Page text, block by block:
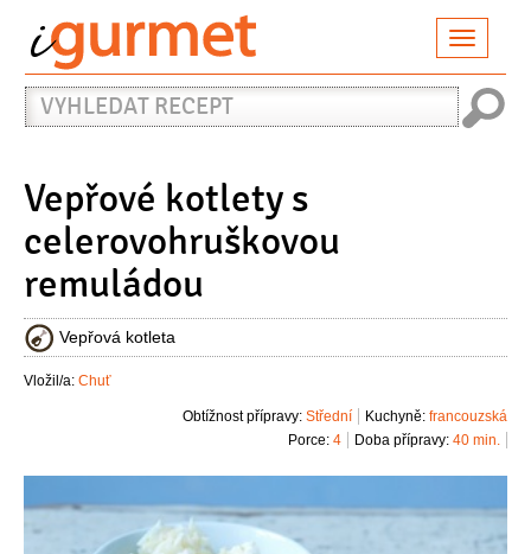
Vyhledat
recept
Vepřové kotlety s
celerovohruškovou
remuládou
Vepřová kotleta
Vložil/a: Chuť
Kuchyně: francouzská
Obtížnost přípravy: Střední
Doba přípravy: 40 min.
Porce: 4